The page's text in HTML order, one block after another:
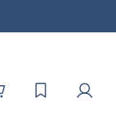
DU HAST 0